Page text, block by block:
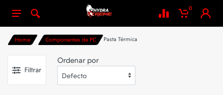
0
Home Componentes de PC Pasta Térmica
Filtrar
Ordenar por